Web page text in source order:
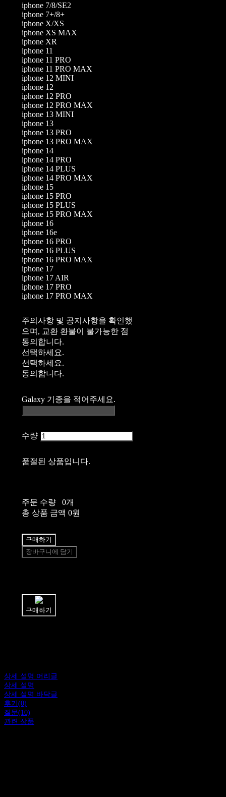
iphone 7/8/SE2
iphone 7+/8+
iphone X/XS
iphone XS MAX
iphone XR
iphone 11
iphone 11 PRO
iphone 11 PRO MAX
iphone 12 MINI
iphone 12
iphone 12 PRO
iphone 12 PRO MAX
iphone 13 MINI
iphone 13
iphone 13 PRO
iphone 13 PRO MAX
iphone 14
iphone 14 PRO
iphone 14 PLUS
iphone 14 PRO MAX
iphone 15
iphone 15 PRO
iphone 15 PLUS
iphone 15 PRO MAX
iphone 16
iphone 16e
iphone 16 PRO
iphone 16 PLUS
iphone 16 PRO MAX
iphone 17
iphone 17 AIR
iphone 17 PRO
iphone 17 PRO MAX
주의사항 및 공지사항을 확인했
으며, 교환 환불이 불가능한 점
동의합니다.
선택하세요.
선택하세요.
동의합니다.
Galaxy 기종을 적어주세요.
수량
품절된 상품입니다.
주문 수량
0개
총 상품 금액 0원
구매하기
장바구니에 담기
구매하기
상세 설명 머리글
상세 설명
상세 설명 바닥글
후기(0)
질문(10)
관련 상품